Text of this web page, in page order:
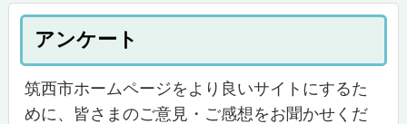
アンケート
筑西市ホームページをより良いサイトにするた
めに、皆さまのご意見・ご感想をお聞かせくだ